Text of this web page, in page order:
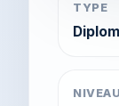
TYPE
NIVEAU